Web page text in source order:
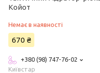
Койот
Немає в наявності
670 ₴
+380 (98) 747-76-02
Київстар